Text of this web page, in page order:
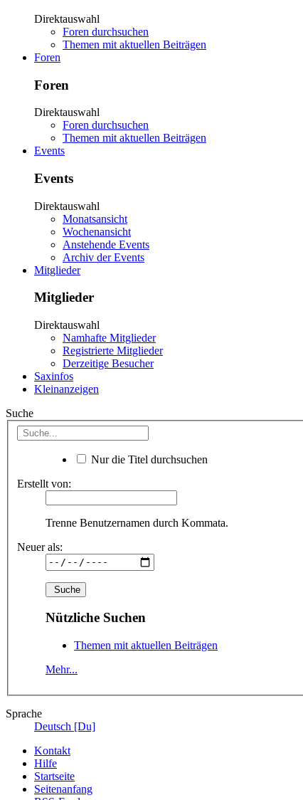
Direktauswahl
Foren durchsuchen
Themen mit aktuellen Beiträgen
Foren
Foren
Direktauswahl
Foren durchsuchen
Themen mit aktuellen Beiträgen
Events
Events
Direktauswahl
Monatsansicht
Wochenansicht
Anstehende Events
Archiv der Events
Mitglieder
Mitglieder
Direktauswahl
Namhafte Mitglieder
Registrierte Mitglieder
Derzeitige Besucher
Saxinfos
Kleinanzeigen
Suche
Nur die Titel durchsuchen
Erstellt von:
Trenne Benutzernamen durch Kommata.
Neuer als:
Nützliche Suchen
Themen mit aktuellen Beiträgen
Mehr...
Sprache
Deutsch [Du]
Kontakt
Hilfe
Startseite
Seitenanfang